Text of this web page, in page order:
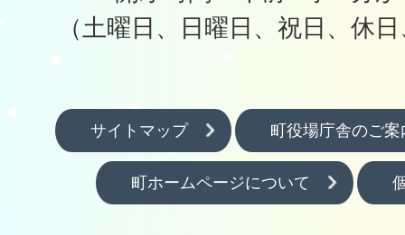
（土曜日、日曜日、祝日、休
サイトマップ 町役場庁舎のご案
町ホームページについて